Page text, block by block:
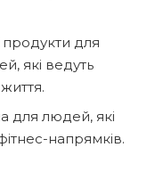
продукти для
які ведуть
для людей, які
напрямків.